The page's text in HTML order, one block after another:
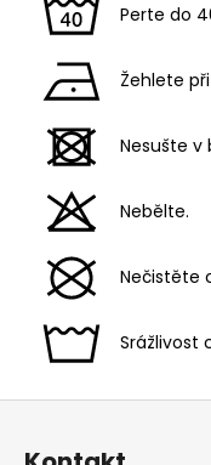
Perte do
Žehlete
Nesušte v
Nebělte.
Nečistěte
Srážlivost